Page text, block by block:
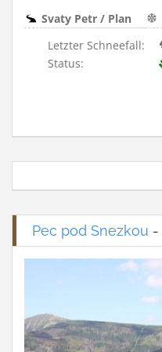
Svaty Petr / Plan
Letzter Schneefall:
Status:
Pec pod Snezkou -